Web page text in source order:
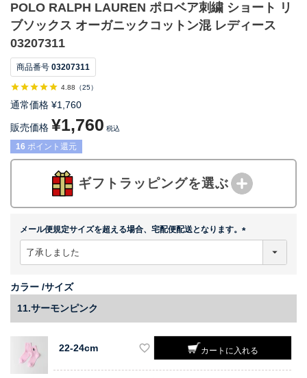
POLO RALPH LAUREN ポロベア刺繍 ショート リ
ブソックス オーガニックコットン混 レディース
03207311
商品番号 03207311
4.88 （25）
通常価格 ¥1,760
販売価格 ¥1,760 税込
16 ポイント還元
ギフトラッピングを選ぶ
メール便規定サイズを超える場合、宅配便配送となります。
カラー サイズ
11.サーモンピンク
22-24cm カートに入れる